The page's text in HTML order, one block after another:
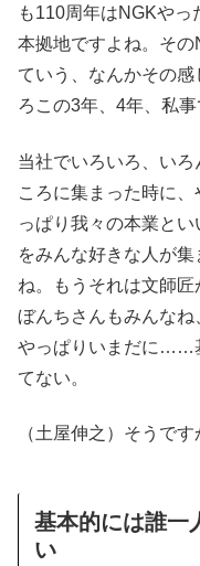
も110周年はNGKや
本拠地ですよね。そ
ていう、なんかその
ろこの3年、4年、私事
当社でいろいろ、い
ころに集まった時に
っぱり我々の本業と
をみんな好きな人が
ね。もうそれは文師匠
ぼんちさんもみんなね
やっぱりいまだに……
てない。
（土屋伸之）そうです
基本的には誰一
い